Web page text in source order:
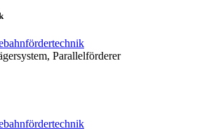
Parallelförderer